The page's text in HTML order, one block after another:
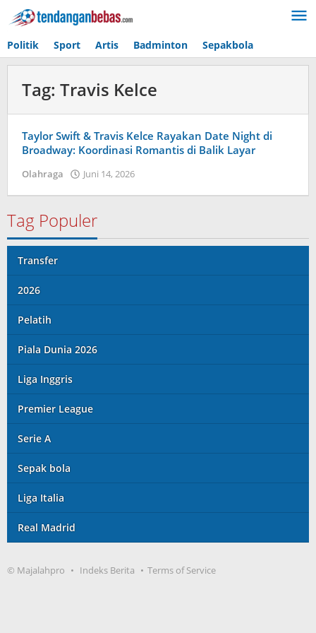
Lewati
ke
Politik Sport Artis Badminton Sepakbola
Tag: Travis Kelce
Taylor Swift & Travis Kelce Rayakan Date Night di
Broadway: Koordinasi Romantis di Balik Layar
Olahraga Juni 14, 2026
Tag Populer
Transfer
2026
Pelatih
Piala Dunia 2026
Liga Inggris
Premier League
Serie A
Sepak bola
Liga Italia
Real Madrid
© Majalahpro Indeks Berita Terms of Service